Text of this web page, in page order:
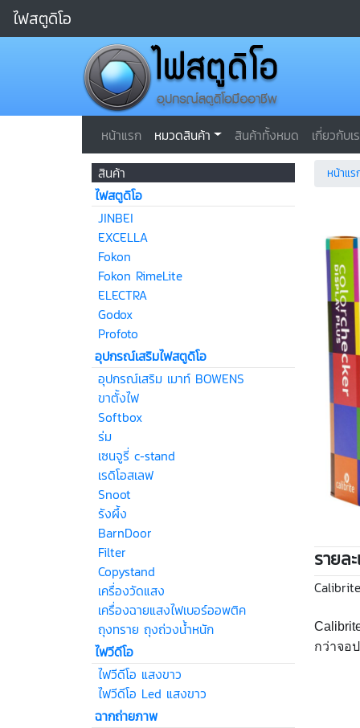
ไฟสตูดิโอ
หน้าแรก หมวดสินค้า สินค้าทั้งหมด เกี่ยวกับเ
สินค้า
ไฟสตูดิโอ
JINBEI
EXCELLA
Fokon
Fokon RimeLite
ELECTRA
Godox
Profoto
อุปกรณ์เสริมไฟสตูดิโอ
อุปกรณ์เสริม เมาท์ BOWENS
ขาตั้งไฟ
Softbox
ร่ม
เซนจูรี่ c-stand
เรดิโอสเลฟ
Snoot
รังผึ้ง
BarnDoor
Filter
Copystand
เครื่องวัดแสง
เครื่องฉายแสงไฟเบอร์ออพติค
ถุงทราย ถุงถ่วงน้ำหนัก
ไฟวีดีโอ
ไฟวีดีโอ แสงขาว
ไฟวีดีโอ Led แสงขาว
ฉากถ่ายภาพ
หน้าแร
รายล
กว่าจอ